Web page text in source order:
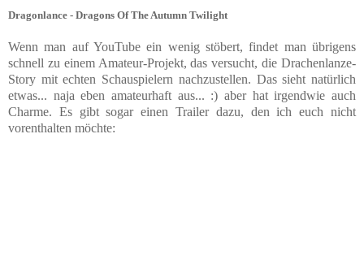
Dragonlance - Dragons Of The Autumn Twilight
Wenn man auf YouTube ein wenig stöbert, findet man übrigens
schnell zu einem Amateur-Projekt, das versucht, die Drachenlanze-
Story mit echten Schauspielern nachzustellen. Das sieht natürlich
etwas... naja eben amateurhaft aus... :) aber hat irgendwie auch
Charme. Es gibt sogar einen Trailer dazu, den ich euch nicht
vorenthalten möchte: